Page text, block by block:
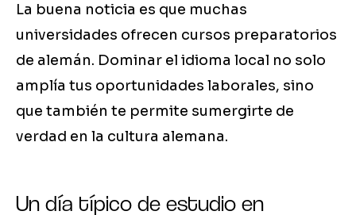
La buena noticia es que muchas
universidades ofrecen cursos preparatorios
de alemán. Dominar el idioma local no solo
amplía tus oportunidades laborales, sino
que también te permite sumergirte de
verdad en la cultura alemana.
Un día típico de estudio en